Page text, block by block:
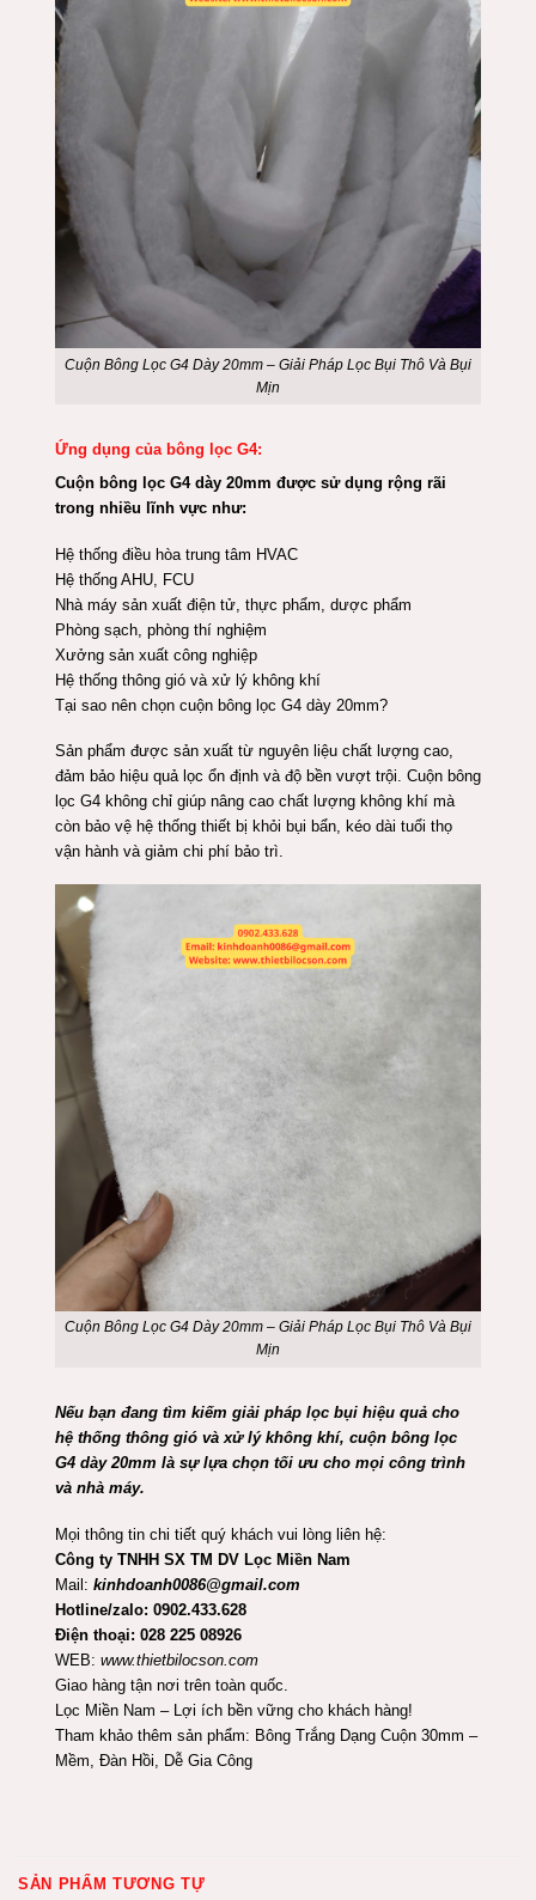
Cuộn Bông Lọc G4 Dày 20mm – Giải Pháp Lọc Bụi Thô Và Bụi
Mịn
Ứng dụng của bông lọc G4:
Cuộn bông lọc G4 dày 20mm được sử dụng rộng rãi
trong nhiều lĩnh vực như:
Hệ thống điều hòa trung tâm HVAC
Hệ thống AHU, FCU
Nhà máy sản xuất điện tử, thực phẩm, dược phẩm
Phòng sạch, phòng thí nghiệm
Xưởng sản xuất công nghiệp
Hệ thống thông gió và xử lý không khí
Tại sao nên chọn cuộn bông lọc G4 dày 20mm?
Sản phẩm được sản xuất từ nguyên liệu chất lượng cao,
đảm bảo hiệu quả lọc ổn định và độ bền vượt trội. Cuộn bông
lọc G4 không chỉ giúp nâng cao chất lượng không khí mà
còn bảo vệ hệ thống thiết bị khỏi bụi bẩn, kéo dài tuổi thọ
vận hành và giảm chi phí bảo trì.
Cuộn Bông Lọc G4 Dày 20mm – Giải Pháp Lọc Bụi Thô Và Bụi
Mịn
Nếu bạn đang tìm kiếm giải pháp lọc bụi hiệu quả cho
hệ thống thông gió và xử lý không khí, cuộn bông lọc
G4 dày 20mm là sự lựa chọn tối ưu cho mọi công trình
và nhà máy.
Mọi thông tin chi tiết quý khách vui lòng liên hệ:
Công ty TNHH SX TM DV Lọc Miền Nam
Mail: kinhdoanh0086@gmail.com
Hotline/zalo: 0902.433.628
Điện thoại: 028 225 08926
WEB: www.thietbilocson.com
Giao hàng tận nơi trên toàn quốc.
Lọc Miền Nam – Lợi ích bền vững cho khách hàng!
Tham khảo thêm sản phẩm: Bông Trắng Dạng Cuộn 30mm –
Mềm, Đàn Hồi, Dễ Gia Công
SẢN PHẨM TƯƠNG TỰ